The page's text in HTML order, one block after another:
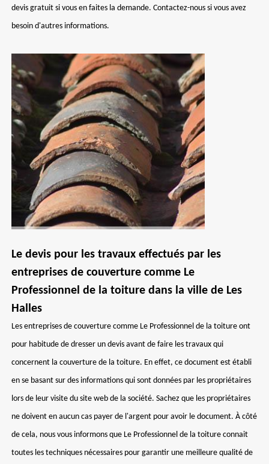
devis gratuit si vous en faites la demande. Contactez-nous si vous avez
besoin d'autres informations.
Le devis pour les travaux effectués par les
entreprises de couverture comme Le
Professionnel de la toiture dans la ville de Les
Halles
Les entreprises de couverture comme Le Professionnel de la toiture ont
pour habitude de dresser un devis avant de faire les travaux qui
concernent la couverture de la toiture. En effet, ce document est établi
en se basant sur des informations qui sont données par les propriétaires
lors de leur visite du site web de la société. Sachez que les propriétaires
ne doivent en aucun cas payer de l'argent pour avoir le document. À côté
de cela, nous vous informons que Le Professionnel de la toiture connait
toutes les techniques nécessaires pour garantir une meilleure qualité de